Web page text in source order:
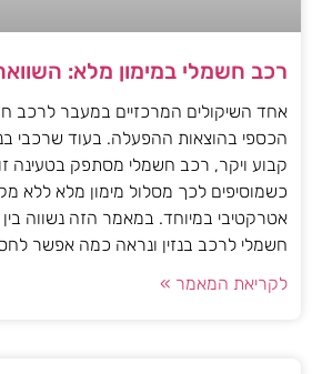
רכב חשמלי במימון מלא:
אחד השיקולים המרכזיים במעבר לרכב
הכספי בהוצאות ההפעלה. בעוד שרכבי
קבוע ויקר, רכב חשמלי מסתפק בטעינה
כשמוסיפים לכך מסלול מימון מלא ללא
אטרקטיבי במיוחד. במאמר הזה נשווה
חשמלי לרכב בנזין ונראה כמה אפשר
לקריאת המאמר »